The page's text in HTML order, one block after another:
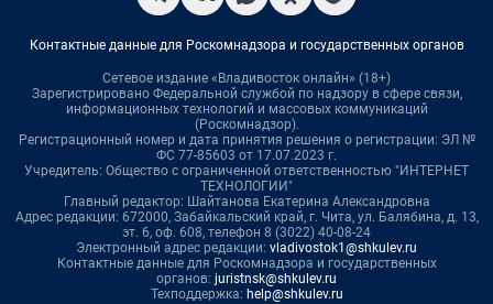
Контактные данные для Роскомнадзора и государственных органов
Сетевое издание «Владивосток онлайн» (18+)
Зарегистрировано Федеральной службой по надзору в сфере связи,
информационных технологий и массовых коммуникаций
(Роскомнадзор).
Регистрационный номер и дата принятия решения о регистрации: ЭЛ №
ФС 77-85603 от 17.07.2023 г.
Учредитель: Общество с ограниченной ответственностью "ИНТЕРНЕТ
ТЕХНОЛОГИИ"
Главный редактор: Шайтанова Екатерина Александровна
Адрес редакции: 672000, Забайкальский край, г. Чита, ул. Балябина, д. 13,
эт. 6, оф. 608, телефон 8 (3022) 40-08-24
Электронный адрес редакции: vladivostok1@shkulev.ru
Контактные данные для Роскомнадзора и государственных
органов: juristnsk@shkulev.ru
Техподдержка: help@shkulev.ru